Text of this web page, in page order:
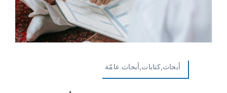
أبحاث,كتابات,أبحاث عامّة